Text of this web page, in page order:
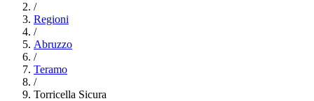
/
Regioni
/
Abruzzo
/
Teramo
/
Torricella Sicura